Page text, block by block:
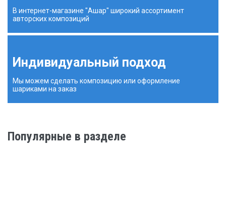
В интернет-магазине "Ашар" широкий ассортимент
авторских композиций
Индивидуальный подход
Мы можем сделать композицию или оформление
шариками на заказ
Популярные в разделе